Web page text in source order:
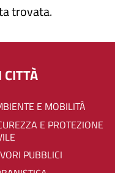
trovata.
CITTÀ
E MOBILITÀ
PUBBLICI